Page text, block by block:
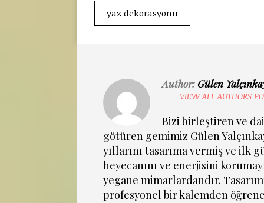
yaz dekorasyonu
Author:Gülen
VIEW ALL AUTHORS
Bizi birleştiren ve
götüren gemimiz Gülen
yıllarını tasarıma vermiş ve ilk
heyecanını ve enerjisini
yegane mimarlardandır.
profesyonel bir kalemden